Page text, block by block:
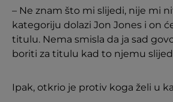
– Ne znam što mi slijedi, nije mi
kategoriju dolazi Jon Jones i on
titulu. Nema smisla da ja sad
boriti za titulu kad to njemu
Ipak, otkrio je protiv koga želi u